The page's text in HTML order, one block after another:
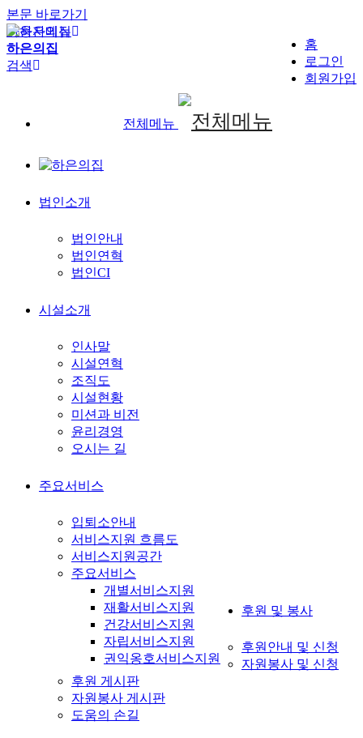
본문 바로가기
홈
로그인
회원가입
사용자메뉴
하은의집
검색
전체메뉴
법인소개
법인안내
법인연혁
법인CI
시설소개
인사말
시설연혁
조직도
시설현황
미션과 비전
윤리경영
오시는 길
주요서비스
입퇴소안내
서비스지원 흐름도
서비스지원공간
주요서비스
개별서비스지원
재활서비스지원
건강서비스지원
자립서비스지원
권익옹호서비스지원
후원 및 봉사
후원안내 및 신청
자원봉사 및 신청
후원 게시판
자원봉사 게시판
도움의 손길